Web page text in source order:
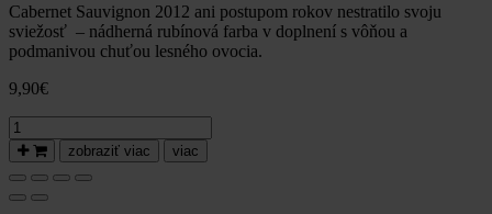
Cabernet Sauvignon 2012 ani postupom rokov nestratilo svoju
sviežosť – nádherná rubínová farba v doplnení s vôňou a
podmanivou chuťou lesného ovocia.
9,90€
množstvo
Cabernet
Sauvignon
2012,
neskorý
zobraziť viac viac